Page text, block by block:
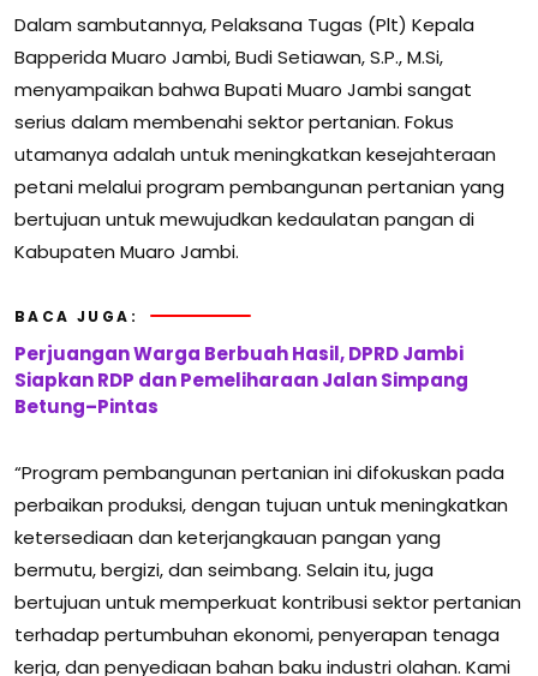
Dalam sambutannya, Pelaksana Tugas (Plt) Kepala
Bapperida Muaro Jambi, Budi Setiawan, S.P., M.Si,
menyampaikan bahwa Bupati Muaro Jambi sangat
serius dalam membenahi sektor pertanian. Fokus
utamanya adalah untuk meningkatkan kesejahteraan
petani melalui program pembangunan pertanian yang
bertujuan untuk mewujudkan kedaulatan pangan di
Kabupaten Muaro Jambi.
BACA JUGA:
Perjuangan Warga Berbuah Hasil, DPRD Jambi
Siapkan RDP dan Pemeliharaan Jalan Simpang
Betung–Pintas
“Program pembangunan pertanian ini difokuskan pada
perbaikan produksi, dengan tujuan untuk meningkatkan
ketersediaan dan keterjangkauan pangan yang
bermutu, bergizi, dan seimbang. Selain itu, juga
bertujuan untuk memperkuat kontribusi sektor pertanian
terhadap pertumbuhan ekonomi, penyerapan tenaga
kerja, dan penyediaan bahan baku industri olahan. Kami